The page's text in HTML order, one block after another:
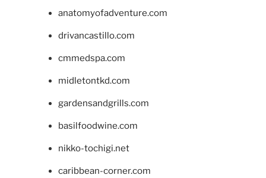
anatomyofadventure.com
drivancastillo.com
cmmedspa.com
midletontkd.com
gardensandgrills.com
basilfoodwine.com
nikko-tochigi.net
caribbean-corner.com